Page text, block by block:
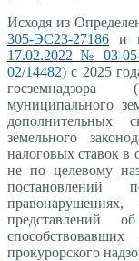
Исходя из
305-ЭС23-27186 и
17.02.2022 № 03-
02/14482) с 2025
госземнадзора
муниципального
дополнительных
земельного
налоговых ставок в
не по целевому
представлений
прокурорского